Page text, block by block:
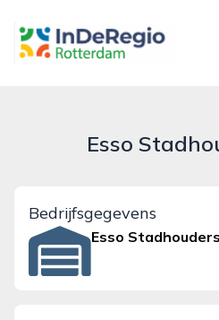
inderegiorotterdam.nl
Esso
Bedrijfsgegevens
Esso